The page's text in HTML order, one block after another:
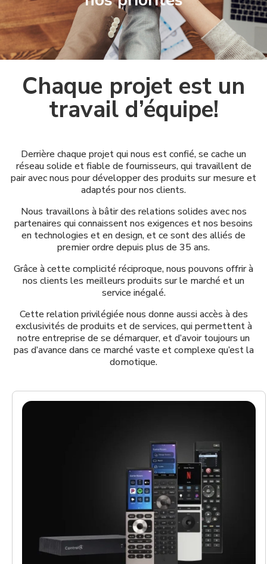
Chaque projet est un
travail d’équipe!
Derrière chaque projet qui nous est confié, se cache un
réseau solide et fiable de fournisseurs, qui travaillent de
pair avec nous pour développer des produits sur mesure et
adaptés pour nos clients.
Nous travaillons à bâtir des relations solides avec nos
partenaires qui connaissent nos exigences et nos besoins
en technologies et en design, et ce sont des alliés de
premier ordre depuis plus de 35 ans.
Grâce à cette complicité réciproque, nous pouvons offrir à
nos clients les meilleurs produits sur le marché et un
service inégalé.
Cette relation privilégiée nous donne aussi accès à des
exclusivités de produits et de services, qui permettent à
notre entreprise de se démarquer, et d’avoir toujours un
pas d’avance dans ce marché vaste et complexe qu’est la
domotique.